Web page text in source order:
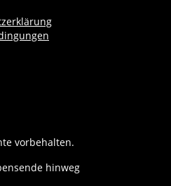
vorbehalten.
hinweg